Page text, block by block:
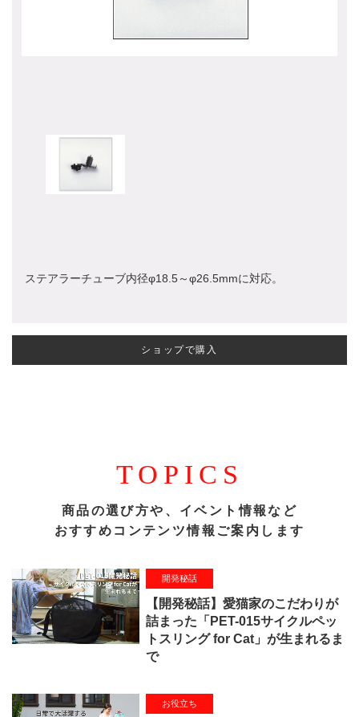
ステアラーチューブ内径φ18.5～φ26.5mmに対応。
ショップで購入
TOPICS
商品の選び方や、イベント情報など
おすすめコンテンツ情報ご案内します
開発秘話
【開発秘話】愛猫家のこだわりが
詰まった「PET-015サイクルペッ
トスリング for Cat」が生まれるま
で
お役立ち